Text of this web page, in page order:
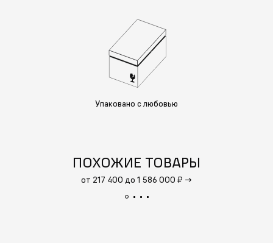
Упаковано с любовью
ПОХОЖИЕ ТОВАРЫ
от 217 400 до 1 586 000 ₽ →